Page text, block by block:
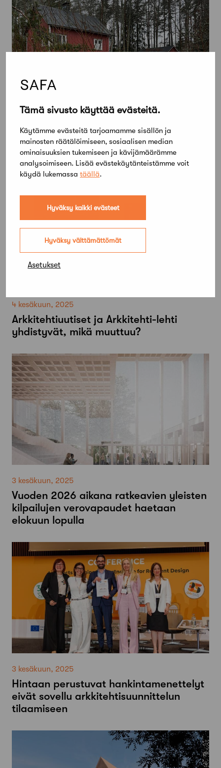
Tämä sivusto käyttää evästeitä.
Käytämme evästeitä tarjoamamme sisällön ja
mainosten räätälöimiseen, sosiaalisen median
ominaisuuksien tukemiseen ja kävijämäärämme
analysoimiseen. Lisää evästekäytänteistämme voit
käydä lukemassa täällä.
Hyväksy kaikki evästeet
Hyväksy välttämättömät
Asetukset
Myydään testamenttilahjoituksena
saatu kesämökkikiinteistö Safan
jäsenelle
4 kesäkuun, 2025
Arkkitehtiuutiset ja Arkkitehti-lehti
yhdistyvät, mikä muuttuu?
3 kesäkuun, 2025
Vuoden 2026 aikana ratkeavien yleisten
kilpailujen verovapaudet haetaan
elokuun lopulla
3 kesäkuun, 2025
Hintaan perustuvat hankintamenettelyt
eivät sovellu arkkitehtisuunnittelun
tilaamiseen